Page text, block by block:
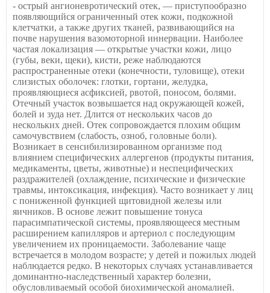
- острый ангионевротический отек, — приступообразно
появляющийся ограниченный отек кожи, подкожной
клетчатки, а также других тканей, развивающийся на
почве нарушения вазомоторной иннервации. Наиболее
частая локализация — открытые участки кожи, лицо
(губы, веки, щеки), кисти, реже наблюдаются
распространенные отеки (конечности, туловище), отеки
слизистых оболочек: глотки, гортани, желудка,
проявляющиеся асфиксией, рвотой, поносом, болями.
Отечный участок возвышается над окружающей кожей,
болей и зуда нет. Длится от нескольких часов до
нескольких дней. Отек сопровождается плохим общим
самочувствием (слабость, озноб, головные боли).
Возникает в сенсибилизированном организме под
влиянием специфических аллергенов (продукты питания,
медикаменты, цветы, животные) и неспецифических
раздражителей (охлаждение, психические и физические
травмы, интоксикация, инфекция). Часто возникает у лиц
с пониженной функцией щитовидной железы или
яичников. В основе лежит повышение тонуса
парасимпатической системы, проявляющееся местным
расширением капилляров и артериол с последующим
увеличением их проницаемости. Заболевание чаще
встречается в молодом возрасте; у детей и пожилых людей
наблюдается редко. В некоторых случаях устанавливается
доминантно-наследственный характер болезни,
обусловливаемый особой биохимической аномалией.